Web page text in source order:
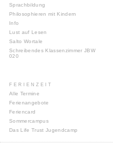
Sprachbildung
Philosophieren mit Kindern
Info
Lust auf Lesen
Salto Wortale
Schreibendes Klassenzimmer JBW
020
FERIENZEIT
Alle Termine
Ferienangebote
Feriencard
Sommercampus
Das Life Trust Jugendcamp